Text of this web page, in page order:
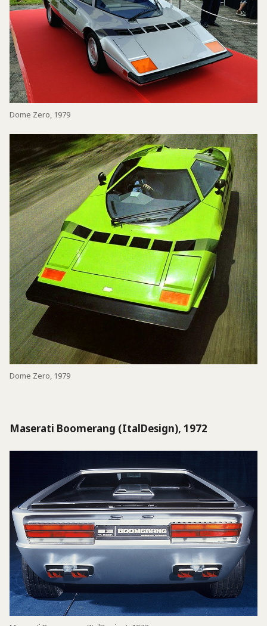
Dome Zero, 1979
Dome Zero, 1979
Maserati Boomerang (ItalDesign), 1972